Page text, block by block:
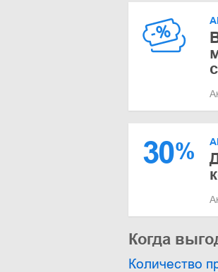
30%
Когда
Количество